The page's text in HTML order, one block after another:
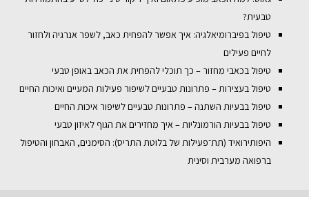
טבעית?
טיפול בפיברומיאלגיה: איך אפשר להפחית כאב, לשפר אנרגיה ולחזור
לחיים פעילים
טיפול בכאבי מחזור – כך תוכלי להפחית את הכאב באופן טבעי
טיפול בעצירות – פתרונות טבעיים לשיפור פעילות המעיים ואיכות החיים
טיפול בבעיות השתנה – פתרונות טבעיים לשיפור איכות החיים
טיפול בבעיות הורמונליות – איך מחזירים את הגוף לאיזון טבעי
היפותירואיד (תת־פעילות של בלוטת התריס): הסימנים, האבחון והטיפול
ברפואה מערבית וסינית